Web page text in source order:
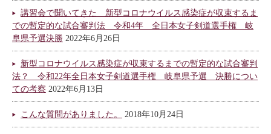
講習会で聞いてきた 新型コロナウイルス感染症が収束するま
での暫定的な試合審判法 令和4年 全日本女子剣道選手権 岐
阜県予選決勝 2022年6月26日
新型コロナウイルス感染症が収束するまでの暫定的な試合審判
法？ 令和22年全日本女子剣道選手権 岐阜県予選 決勝につい
ての考察 2022年6月13日
こんな質問がありました。 2018年10月24日